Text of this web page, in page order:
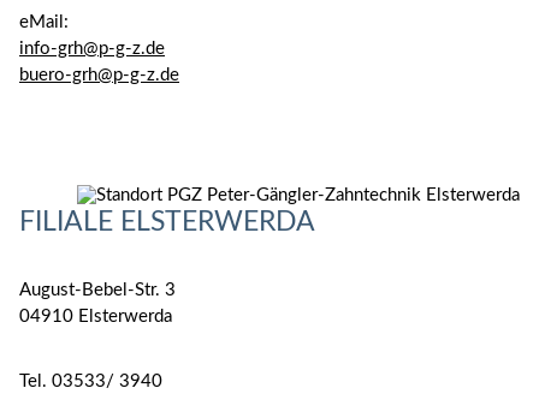
eMail:
info-grh@p-g-z.de
buero-grh@p-g-z.de
FILIALE ELSTERWERDA
August-Bebel-Str. 3
04910 Elsterwerda
Tel. 03533/ 3940